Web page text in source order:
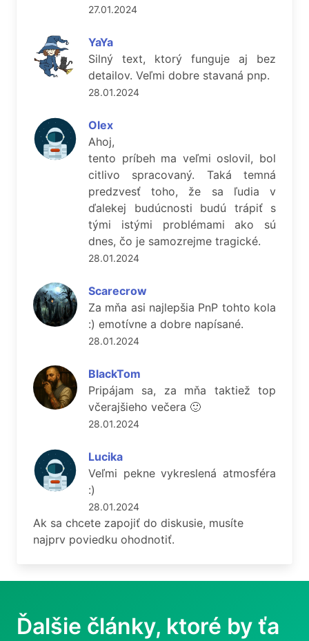
27.01.2024
YaYa
Silný text, ktorý funguje aj bez
detailov. Veľmi dobre stavaná pnp.
28.01.2024
Olex
Ahoj,
tento príbeh ma veľmi oslovil, bol
citlivo spracovaný. Taká temná
predzvesť toho, že sa ľudia v
ďalekej budúcnosti budú trápiť s
tými istými problémami ako sú
dnes, čo je samozrejme tragické.
28.01.2024
Scarecrow
Za mňa asi najlepšia PnP tohto kola
:) emotívne a dobre napísané.
28.01.2024
BlackTom
Pripájam sa, za mňa taktiež top
včerajšieho večera 🙂
28.01.2024
Lucika
Veľmi pekne vykreslená atmosféra
:)
28.01.2024
Ak sa chcete zapojiť do diskusie, musíte
najprv poviedku ohodnotiť.
Ďalšie články, ktoré by ťa